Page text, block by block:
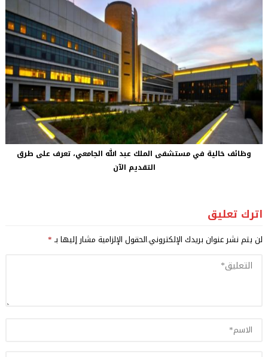
وظائف خالية في مستشفى الملك عبد الله الجامعي، تعرف على طرق
التقديم الآن
اترك تعليق
لن يتم نشر عنوان بريدك الإلكتروني.الحقول الإلزامية مشار إليها بـ*